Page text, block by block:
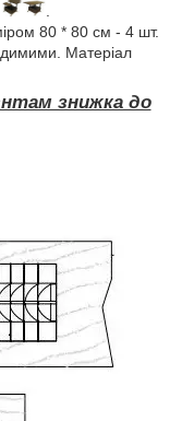
80 * 80 см - 4 шт.
Матеріал
знижка до